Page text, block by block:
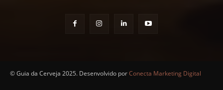
© Guia da Cerveja 2025. Desenvolvido porConecta Marketing Digital